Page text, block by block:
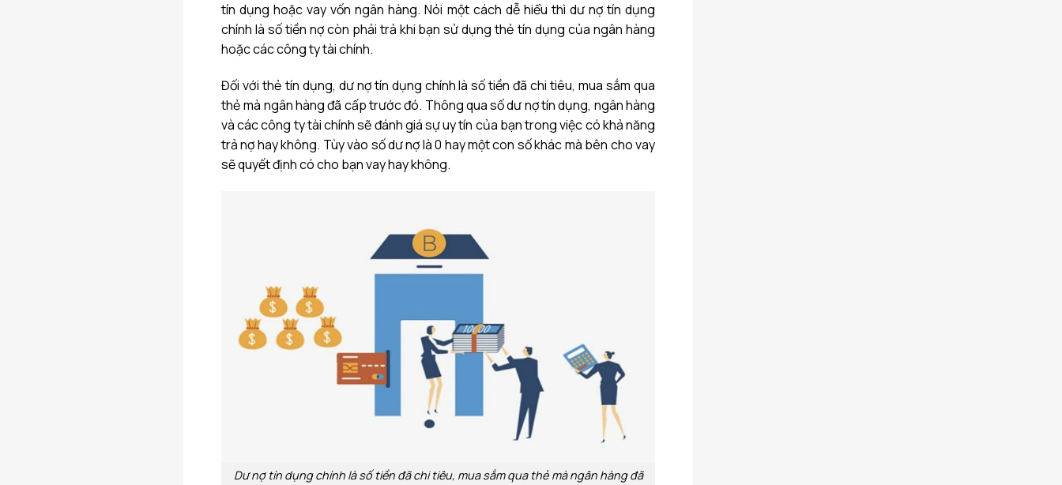
tín dụng hoặc vay vốn ngân hàng. Nói một cách dễ hiểu thì dư nợ tín dụng
chính là số tiền nợ còn phải trả khi bạn sử dụng thẻ tín dụng của ngân hàng
hoặc các công ty tài chính.
Đối với thẻ tín dụng, dư nợ tín dụng chính là số tiền đã chi tiêu, mua sắm qua
thẻ mà ngân hàng đã cấp trước đó. Thông qua số dư nợ tín dụng, ngân hàng
và các công ty tài chính sẽ đánh giá sự uy tín của bạn trong việc có khả năng
trả nợ hay không. Tùy vào số dư nợ là 0 hay một con số khác mà bên cho vay
sẽ quyết định có cho bạn vay hay không.
Dư nợ tín dụng chính là số tiền đã chi tiêu, mua sắm qua thẻ mà ngân hàng đã